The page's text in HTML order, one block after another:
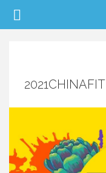
2021CHINAFIT